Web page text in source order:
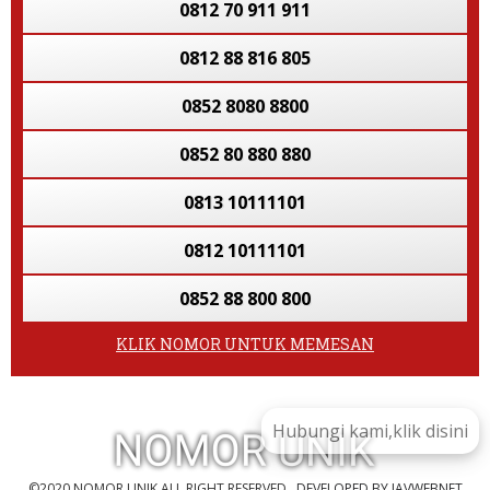
0812 70 911 911
0812 88 816 805
0852 8080 8800
0852 80 880 880
0813 10111101
0812 10111101
0852 88 800 800
08139 805 8055
0813 7677 7767
KLIK NOMOR UNTUK MEMESAN